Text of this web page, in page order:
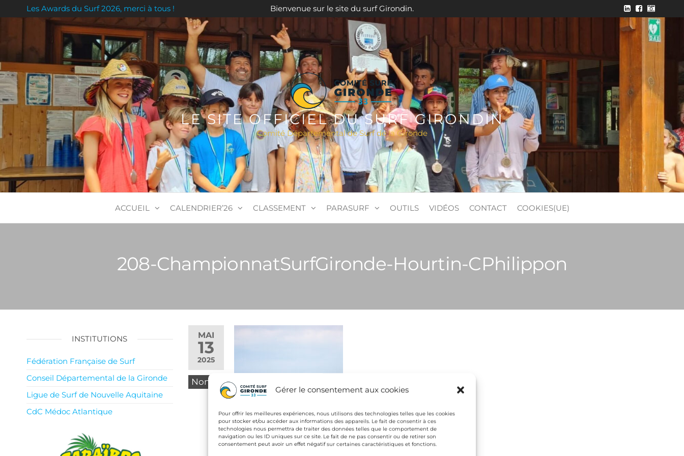
Gérer le consentement aux cookies
Pour offrir les meilleures expériences, nous utilisons des technologies telles que les cookies
pour stocker et/ou accéder aux informations des appareils. Le fait de consentir à ces
technologies nous permettra de traiter des données telles que le comportement de
navigation ou les ID uniques sur ce site. Le fait de ne pas consentir ou de retirer son
consentement peut avoir un effet négatif sur certaines caractéristiques et fonctions.
to
Les Awards du Surf 2026, merci à tous ! Bienvenue sur le site du surf Girondin.
LE SITE OFFICIEL DU SURF GIRONDIN
Comité Départemental de Surf de la Gironde
ACCUEIL CALENDRIER’26 CLASSEMENT PARASURF OUTILS VIDÉOS CONTACT COOKIES(UE)
208-ChampionnatSurfGironde-Hourtin-CPhilippon
MAI
13
2025
Non
INSTITUTIONS
Fédération Française de Surf
Conseil Départemental de la Gironde
Ligue de Surf de Nouvelle Aquitaine
CdC Médoc Atlantique